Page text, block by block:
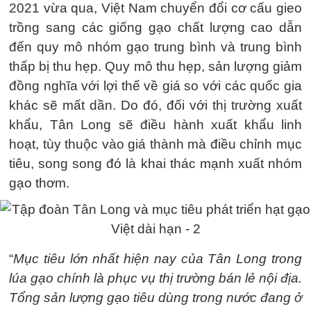
2021 vừa qua, Việt Nam chuyển đổi cơ cấu gieo
trồng sang các giống gạo chất lượng cao dẫn
đến quy mô nhóm gạo trung bình và trung bình
thấp bị thu hẹp. Quy mô thu hẹp, sản lượng giảm
đồng nghĩa với lợi thế về giá so với các quốc gia
khác sẽ mất dần. Do đó, đối với thị trường xuất
khẩu, Tân Long sẽ điều hành xuất khẩu linh
hoạt, tùy thuộc vào giá thành mà điều chỉnh mục
tiêu, song song đó là khai thác mạnh xuất nhóm
gạo thơm.
“Mục tiêu lớn nhất hiện nay của Tân Long trong
lúa gạo chính là phục vụ thị trường bán lẻ nội địa.
Tổng sản lượng gạo tiêu dùng trong nước đang ở